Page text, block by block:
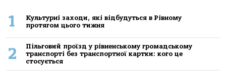
1
Культурні заходи, які відбудуться в Рівному
протягом цього тижня
2
Пільговий проїзд у рівненському громадському
транспорті без транспортної картки: кого це
стосується